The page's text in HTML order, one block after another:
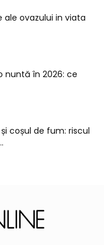
ale ovazului in viata
nuntă în 2026: ce
coșul de fum: riscul